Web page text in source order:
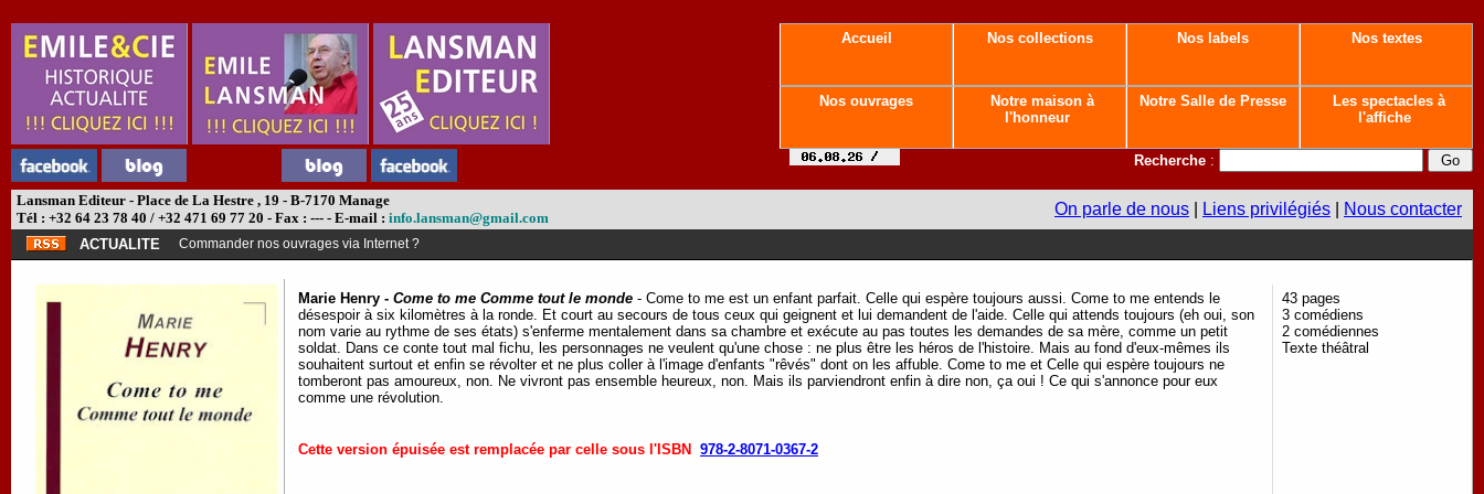
Accueil Nos collections Nos labels Nos textes
Nos ouvrages
Notre maison à
l'honneur
Notre Salle de Presse
Les spectacles à
l'affiche
Recherche :
Lansman Editeur - Place de La Hestre , 19 - B-7170 Manage
Tél : +32 64 23 78 40 / +32 471 69 77 20 - Fax : --- - E-mail : info.lansman@gmail.com On parle de nous Liens privilégiés Nous contacter
ACTUALITE Commander nos ouvrages via Internet ?
Marie Henry - Come to me Comme tout le monde - Come to me est un enfant parfait. Celle qui espère toujours aussi. Come to me entends le
désespoir à six kilomètres à la ronde. Et court au secours de tous ceux qui geignent et lui demandent de l'aide. Celle qui attends toujours (eh oui, son
nom varie au rythme de ses états) s'enferme mentalement dans sa chambre et exécute au pas toutes les demandes de sa mère, comme un petit
soldat. Dans ce conte tout mal fichu, les personnages ne veulent qu'une chose : ne plus être les héros de l'histoire. Mais au fond d'eux-mêmes ils
souhaitent surtout et enfin se révolter et ne plus coller à l'image d'enfants "rêvés" dont on les affuble. Come to me et Celle qui espère toujours ne
tomberont pas amoureux, non. Ne vivront pas ensemble heureux, non. Mais ils parviendront enfin à dire non, ça oui ! Ce qui s'annonce pour eux
comme une révolution.
Cette version épuisée est remplacée par celle sous l'ISBN 978-2-8071-0367-2
43 pages
3 comédiens
2 comédiennes
Texte théâtral